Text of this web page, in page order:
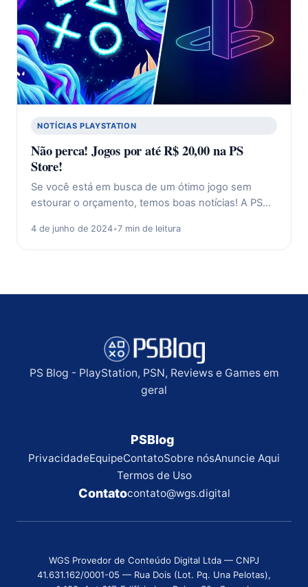
NOTÍCIAS PLAYSTATION
Não perca! Jogos por até R$ 20,00 na PS
Store!
Se você está em busca de um ótimo jogo sem
estourar o orçamento, temos boas notícias! A PS…
4 de junho de 2024•7 min de leitura
PS Blog - PlayStation, PSN, Reviews e Games em
geral
PSBlog
PrivacidadeEquipeContatoSobre nósAnuncie Aqui
Termos de Uso
Contatocontato@wgs.digital
WGS Provedor de Conteúdo Digital Ltda — CNPJ
41.631.162/0001-05 — Rua Dois (Lot. Pq. Una Pelotas),